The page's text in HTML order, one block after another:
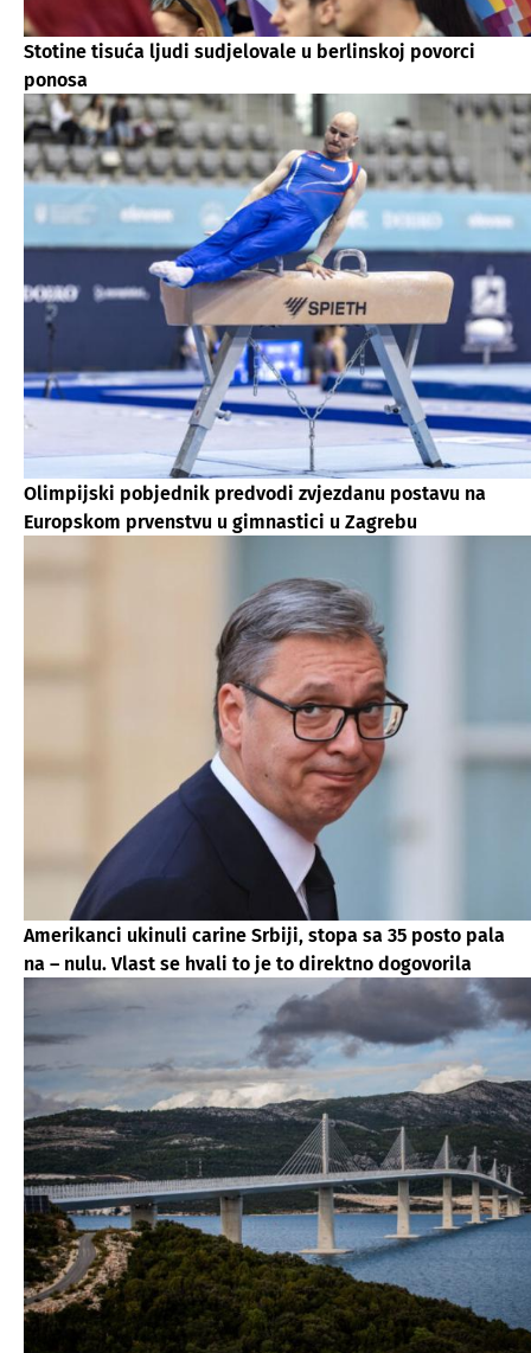
Stotine tisuća ljudi sudjelovale u berlinskoj povorci
ponosa
Olimpijski pobjednik predvodi zvjezdanu postavu na
Europskom prvenstvu u gimnastici u Zagrebu
Amerikanci ukinuli carine Srbiji, stopa sa 35 posto pala
na – nulu. Vlast se hvali to je to direktno dogovorila